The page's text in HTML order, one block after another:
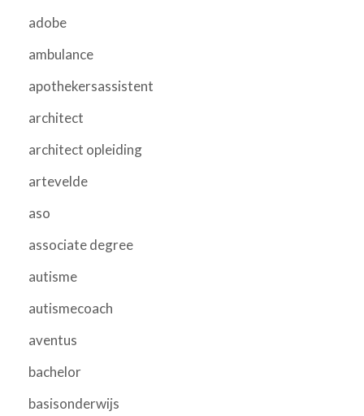
adobe
ambulance
apothekersassistent
architect
architect opleiding
artevelde
aso
associate degree
autisme
autismecoach
aventus
bachelor
basisonderwijs